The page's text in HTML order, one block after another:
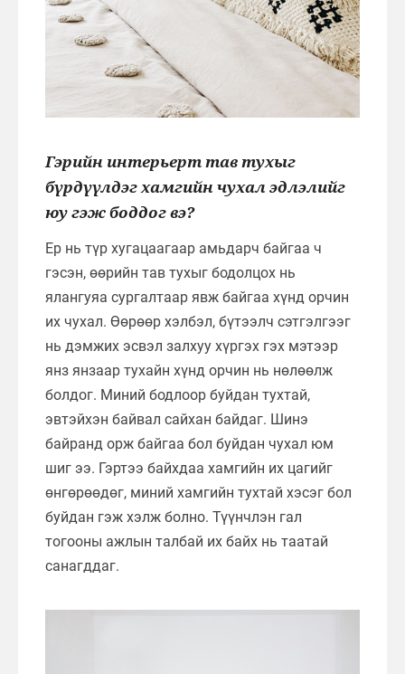
Гэрийн интерьерт тав тухыг
бүрдүүлдэг хамгийн чухал эдлэлийг
юу гэж боддог вэ?
Ер нь түр хугацаагаар амьдарч байгаа ч
гэсэн, өөрийн тав тухыг бодолцох нь
ялангуяа сургалтаар явж байгаа хүнд орчин
их чухал. Өөрөөр хэлбэл, бүтээлч сэтгэлгээг
нь дэмжих эсвэл залхуу хүргэх гэх мэтээр
янз янзаар тухайн хүнд орчин нь нөлөөлж
болдог. Миний бодлоор буйдан тухтай,
эвтэйхэн байвал сайхан байдаг. Шинэ
байранд орж байгаа бол буйдан чухал юм
шиг ээ. Гэртээ байхдаа хамгийн их цагийг
өнгөрөөдөг, миний хамгийн тухтай хэсэг бол
буйдан гэж хэлж болно. Түүнчлэн гал
тогооны ажлын талбай их байх нь таатай
санагддаг.